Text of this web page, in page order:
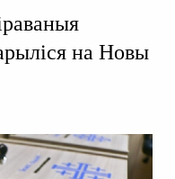
на Новы